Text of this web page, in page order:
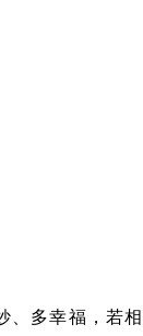
、多幸福，若